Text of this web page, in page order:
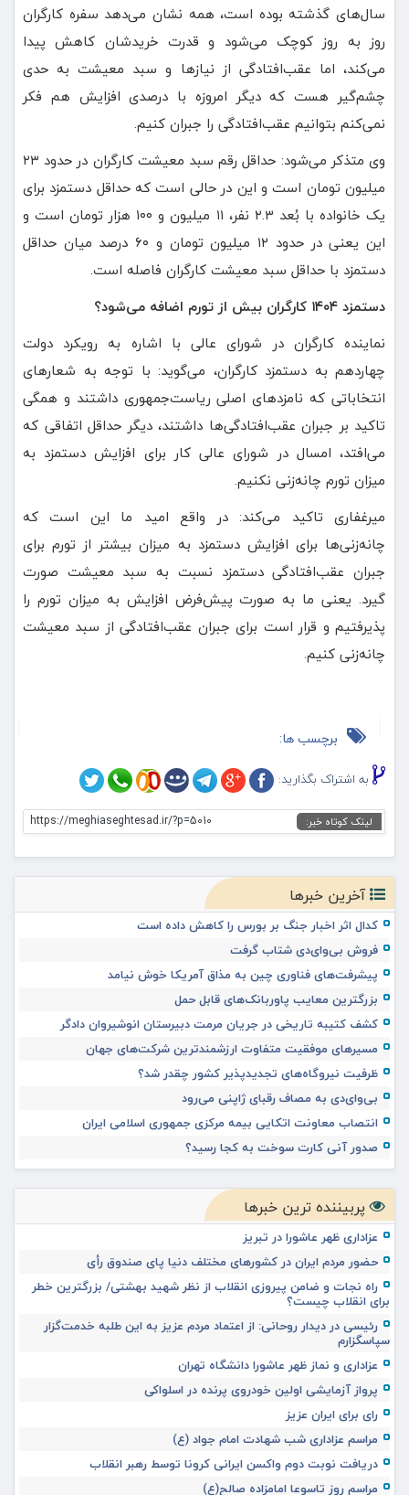
سال‌های گذشته بوده است، همه نشان می‌دهد سفره کارگران
روز به روز کوچک می‌شود و قدرت خریدشان کاهش پیدا
می‌کند، اما عقب‌افتادگی از نیازها و سبد معیشت به حدی
چشم‌گیر هست که دیگر امروزه با درصدی افزایش هم فکر
نمی‌کنم بتوانیم عقب‌افتادگی را جبران کنیم.
وی متذکر می‌شود: حداقل رقم سبد معیشت کارگران در حدود ۲۳
میلیون تومان است و این در حالی است که حداقل دستمزد برای
یک خانواده با بُعد ۲.۳ نفر، ۱۱ میلیون و ۱۰۰ هزار تومان است و
این یعنی در حدود ۱۲ میلیون تومان و ۶۰ درصد میان حداقل
دستمزد با حداقل سبد معیشت کارگران فاصله است.
دستمزد ۱۴۰۴ کارگران بیش از تورم اضافه می‌شود؟
نماینده کارگران در شورای عالی با اشاره به رویکرد دولت
چهاردهم به دستمزد کارگران، می‌گوید: با توجه به شعارهای
انتخاباتی که نامزدهای اصلی ریاست‌جمهوری داشتند و همگی
تاکید بر جبران عقب‌افتادگی‌ها داشتند، دیگر حداقل اتفاقی که
می‌افتد، امسال در شورای عالی کار برای افزایش دستمزد به
میزان تورم چانه‌زنی نکنیم.
میرغفاری تاکید می‌کند: در واقع امید ما این است که
چانه‌زنی‌ها برای افزایش دستمزد به میزان بیشتر از تورم برای
جبران عقب‌افتادگی دستمزد نسبت به سبد معیشت صورت
گیرد. یعنی ما به صورت پیش‌فرض افزایش به میزان تورم را
پذیرفتیم و قرار است برای جبران عقب‌افتادگی از سبد معیشت
چانه‌زنی کنیم.
برچسب ها:
به اشتراک بگذارید:
لینک کوتاه خبر: https://meghiaseghtesad.ir/?p=5010
آخرین خبرها
کدال اثر اخبار جنگ بر بورس را کاهش داده است
فروش بی‌وای‌دی شتاب گرفت
پیشرفت‌های فناوری چین به مذاق آمریکا خوش نیامد
بزرگترین معایب پاوربانک‌های قابل حمل
کشف کتیبه تاریخی در جریان مرمت دبیرستان انوشیروان دادگر
مسیرهای موفقیت متفاوت ارزشمندترین شرکت‌های جهان
ظرفیت نیروگاه‌های تجدیدپذیر کشور چقدر شد؟
بی‌وای‌دی به مصاف رقبای ژاپنی می‌رود
انتصاب معاونت اتکایی بیمه مرکزی جمهوری اسلامی ایران
صدور آنی کارت سوخت به کجا رسید؟
پربیننده ترین خبرها
عزاداری ظهر عاشورا در تبریز
حضور مردم ایران در کشورهای مختلف دنیا پای صندوق رأی
راه نجات و ضامن پیروزی انقلاب از نظر شهید بهشتی/ بزرگترین خطر
برای انقلاب چیست؟
رئیسی در دیدار روحانی: از اعتماد مردم عزیز به این طلبه خدمت‌گزار
سپاسگزارم
عزاداری و نماز ظهر عاشورا دانشگاه تهران
پرواز آزمایشی اولین خودروی پرنده در اسلواکی
رای برای ایران عزیز
مراسم عزاداری شب شهادت امام جواد (ع)
دریافت نوبت دوم واکسن ایرانی کرونا توسط رهبر انقلاب
مراسم روز تاسوعا امامزاده صالح(ع)